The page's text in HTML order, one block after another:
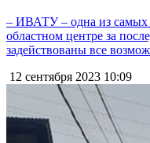
– ИВАТУ – одна из самых
областном центре за
задействованы все
12 сентября 2023 10:09